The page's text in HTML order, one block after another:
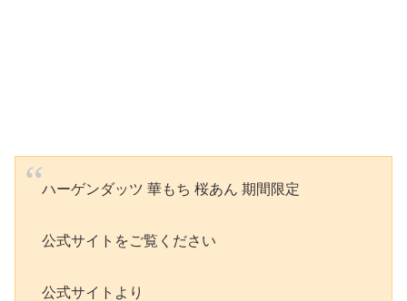
ハーゲンダッツ 華もち 桜あん 期間限定
公式サイトをご覧ください
公式サイトより